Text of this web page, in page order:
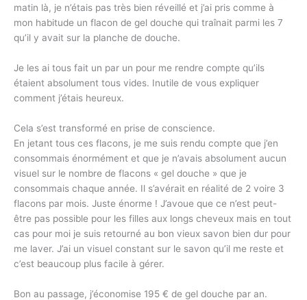
matin là, je n’étais pas très bien réveillé et j’ai pris comme à
mon habitude un flacon de gel douche qui traînait parmi les 7
qu’il y avait sur la planche de douche.
Je les ai tous fait un par un pour me rendre compte qu’ils
étaient absolument tous vides. Inutile de vous expliquer
comment j’étais heureux.
Cela s’est transformé en prise de conscience.
En jetant tous ces flacons, je me suis rendu compte que j’en
consommais énormément et que je n’avais absolument aucun
visuel sur le nombre de flacons « gel douche » que je
consommais chaque année. Il s’avérait en réalité de 2 voire 3
flacons par mois. Juste énorme ! J’avoue que ce n’est peut-
être pas possible pour les filles aux longs cheveux mais en tout
cas pour moi je suis retourné au bon vieux savon bien dur pour
me laver. J’ai un visuel constant sur le savon qu’il me reste et
c’est beaucoup plus facile à gérer.
Bon au passage, j’économise 195 € de gel douche par an.